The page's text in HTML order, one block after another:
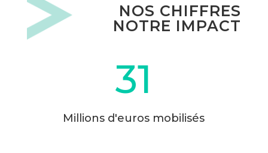
NOS CHIFFRES
NOTRE IMPACT
31
Millions d'euros mobilisés